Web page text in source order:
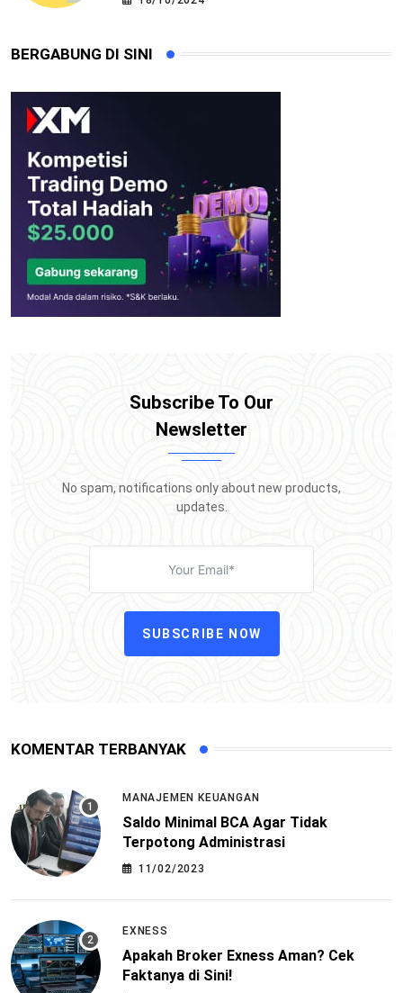
BERGABUNG DI SINI
Subscribe To Our
Newsletter
No spam, notifications only about new products,
updates.
SUBSCRIBE NOW
KOMENTAR TERBANYAK
MANAJEMEN KEUANGAN
Saldo Minimal BCA Agar Tidak
Terpotong Administrasi
11/02/2023
EXNESS
Apakah Broker Exness Aman? Cek
Faktanya di Sini!